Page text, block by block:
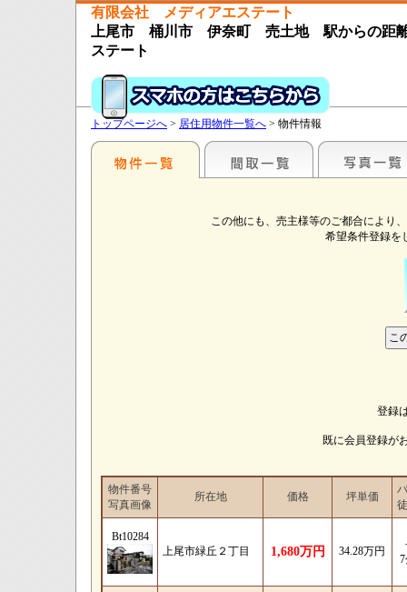
有限会社 メディアエステート
上尾市 桶川市 伊奈町 売土地 駅からの距離
ステート
トップページへ > 居住用物件一覧へ > 物件情報
この他にも、売主様等のご都合により
希望条件登録を
登録
既に会員登録が
物件番号
写真画像
所在地 価格 坪単価
Bt10284
上尾市緑丘２丁目
1,680万円 34.28万円